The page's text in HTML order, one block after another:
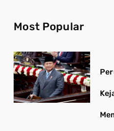
Most Popular